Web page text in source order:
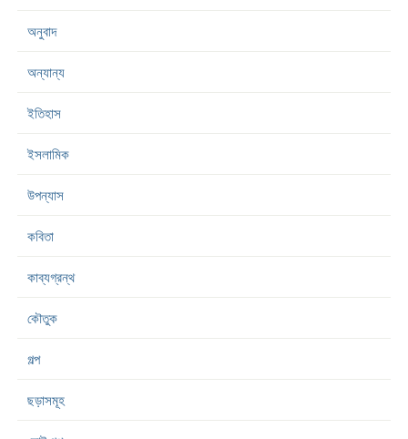
অনুবাদ
অন্যান্য
ইতিহাস
ইসলামিক
উপন্যাস
কবিতা
কাব্যগ্রন্থ
কৌতুক
গল্প
ছড়াসমূহ